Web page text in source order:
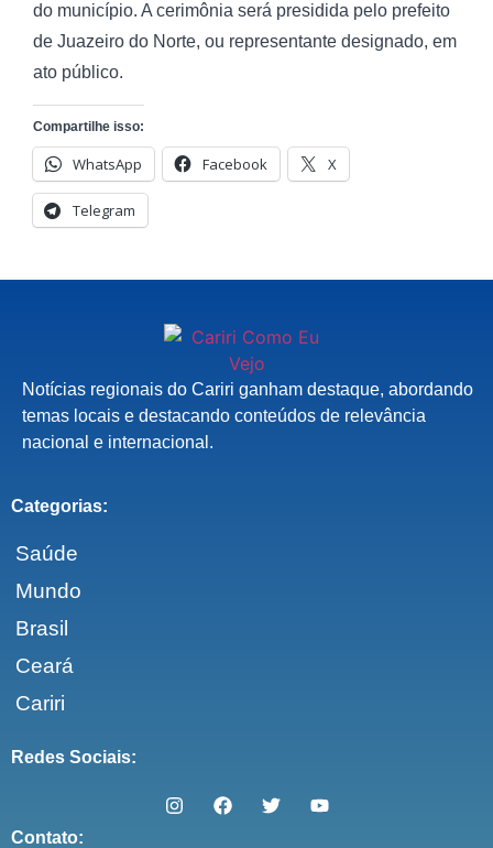
do município. A cerimônia será presidida pelo prefeito
de Juazeiro do Norte, ou representante designado, em
ato público.
Compartilhe isso:
WhatsApp Facebook X
Telegram
Notícias regionais do Cariri ganham destaque, abordando
temas locais e destacando conteúdos de relevância
nacional e internacional.
Categorias:
Saúde
Mundo
Brasil
Ceará
Cariri
Redes Sociais:
Contato: